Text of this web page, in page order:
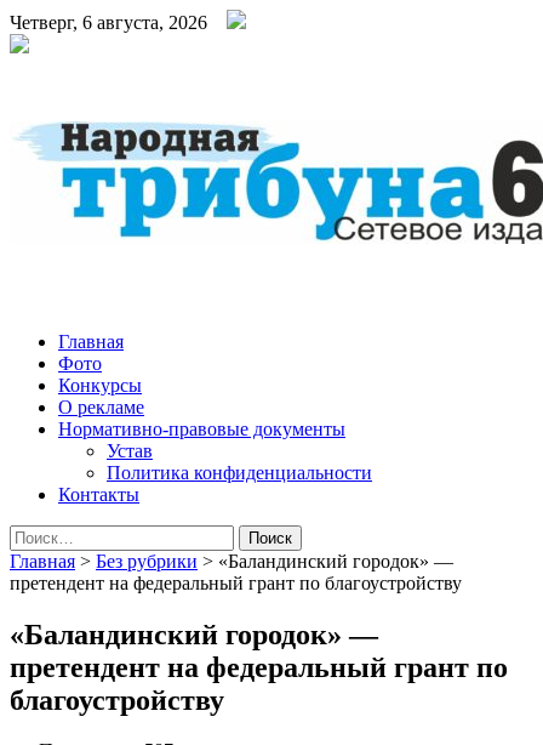
Четверг, 6 августа, 2026
Народная трибуна
Калининская районная газета
Главная
Фото
Конкурсы
О рекламе
Нормативно-правовые документы
Устав
Политика конфиденциальности
Контакты
Найти:
Главная > Без рубрики > «Баландинский городок» —
претендент на федеральный грант по благоустройству
«Баландинский городок» —
претендент на федеральный грант по
благоустройству